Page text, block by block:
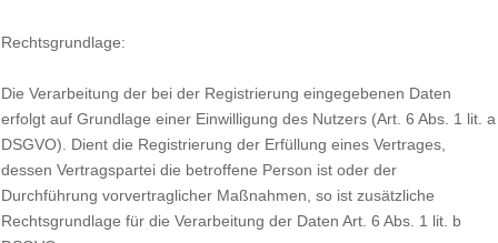
Rechtsgrundlage:
Die Verarbeitung der bei der Registrierung eingegebenen Daten
erfolgt auf Grundlage einer Einwilligung des Nutzers (Art. 6 Abs. 1 lit. a
DSGVO). Dient die Registrierung der Erfüllung eines Vertrages,
dessen Vertragspartei die betroffene Person ist oder der
Durchführung vorvertraglicher Maßnahmen, so ist zusätzliche
Rechtsgrundlage für die Verarbeitung der Daten Art. 6 Abs. 1 lit. b